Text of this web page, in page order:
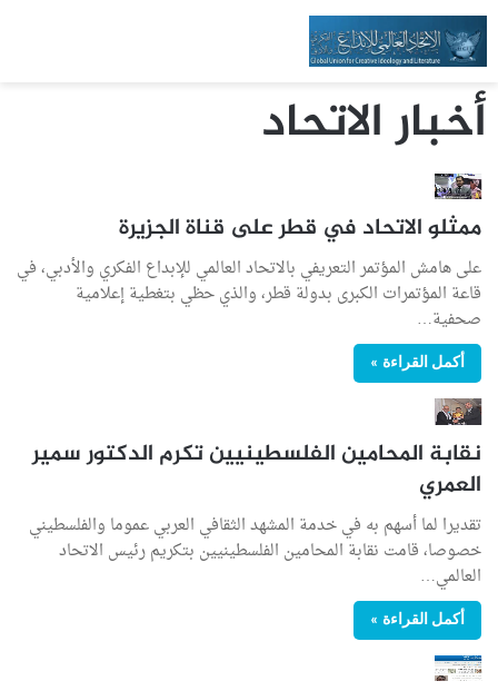
أخبار الاتحاد
ممثلو الاتحاد في قطر على قناة الجزيرة
على هامش المؤتمر التعريفي بالاتحاد العالمي للإبداع الفكري والأدبي، في
قاعة المؤتمرات الكبرى بدولة قطر، والذي حظي بتغطية إعلامية
صحفية…
أكمل القراءة »
نقابة المحامين الفلسطينيين تكرم الدكتور سمير
العمري
تقديرا لما أسهم به في خدمة المشهد الثقافي العربي عموما والفلسطيني
خصوصا، قامت نقابة المحامين الفلسطينيين بتكريم رئيس الاتحاد
العالمي…
أكمل القراءة »